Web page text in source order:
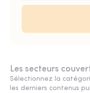
Les secteurs
Sélectionnez la
les derniers contenus